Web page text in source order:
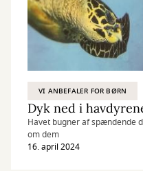
VI ANBEFALER FOR BØRN
Dyk ned i
Havet bugner af spændende
om dem
16. april 2024